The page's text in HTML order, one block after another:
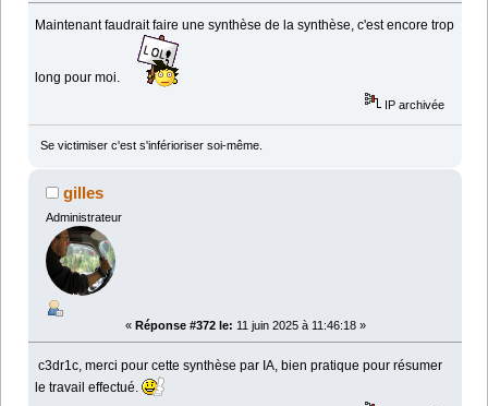
Maintenant faudrait faire une synthèse de la synthèse, c'est encore trop
long pour moi.
IP archivée
Se victimiser c'est s'inférioriser soi-même.
gilles
Administrateur
« Réponse #372 le: 11 juin 2025 à 11:46:18 »
c3dr1c, merci pour cette synthèse par IA, bien pratique pour résumer
le travail effectué.